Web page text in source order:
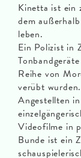
Kinetta ist ein
dem
leben.
Ein Polizist in
Reihe von
verübt
Angestellten
Videofilme in
Bunde ist ein